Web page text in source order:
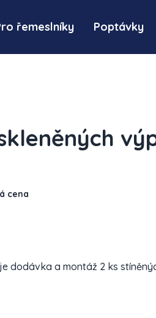
řemeslníky Poptávky
cena
dodávka a montáž 2 ks